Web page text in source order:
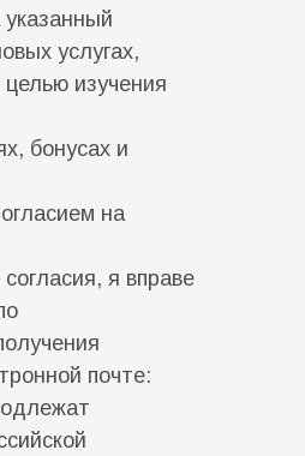
услугах,
изучения
бонусах и
на
я вправе
почте: